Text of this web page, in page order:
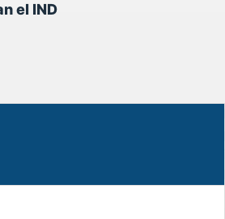
el IND